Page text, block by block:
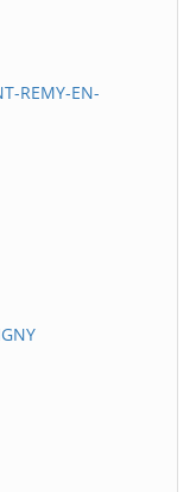
REMY-EN-